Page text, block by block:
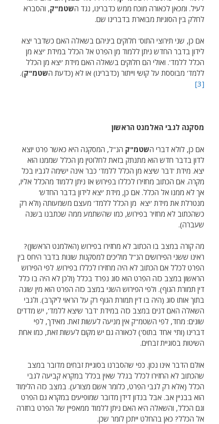
לעיל. ומכאן לכאורה מוכח ממש כדברינו, נגד השטמ"ק, והסברא
לחלק בין הסוגיות מבוארת בדברינו שם.
אם כן, שני תירוצי התוס' חלוקים ביניהם בשאלה האם כשדבר יצא
לידון בדבר החדש ניתן ללמוד מן הפרט אל הכלל במידת 'יצא מן
הכלל ללמד'. ואולי הם חלוקים בשאלה האם מידת 'יצא מן הכלל
ללמד' מבוססת על קושי וייתור (כדברינו) או לא (כדעת השטמ"ק).
[3]
מסקנה לגבי האלמנט הראשון
אם כן, לולא דברי השטמ"ק הנ"ל, המסקנה היא כאשר פרט יוצא
לדון בדבר חדש הוא מתנתק בזאת לחלוטין מן הכלל שממנו הוא
יצא. מידת 'דבר שיצא מן הכלל ללמד' כבר אינה ישימה לגביו בכל
מקרה. אם הכתוב מחזירו לכללו בפירוש אז ניתן ללמוד מהכלל אליו,
אך לא ממנו אל הכלל. אם כן, מידת 'יצא לידון בדבר החדש'
מנטרלת את מידת 'יצא מן הכלל ללמד' מעצם משמעותה (ולא רק
כשהכתוב לא מחזיר בפירוש, כמו שהשתמע ממה שכתבנו בשנה
שעברה).
מה קורה במצב בו הכתוב לא מחזירו בפירוש (האלמנט הראשון)?
ראינו ששני הפירושים הנ"ל מוליכים למסקנות שונות בדבר היחס בין
הפרט לכלל אם הכתוב לא היה מחזירו לכללו בפירוש. לפי הפירוש
הראשון במצב כזה הפרט הוא סוג נפרד בכלל (ולכן לא היה בו כלל
דין תמורת הגוף). ולפי הפירוש השני במצב כזה הפרט הוא מין שונה
בתוך אותו סוג (היה בו דין תמורת הגוף רק על הראוי ליקרב). ולגבי
השאלה האם דנים במצב כזה במידת 'דבר שיצא ללמד', יש מדדים
שונים: מחד, לפי השטמ"ק אין מניעה לעשות זאת. מאידך, לפי
דברינו (ותי' אחד בתוס') לכאורה גם יש מקום לעשות זאת, כמו אחת
השיטות בסוגיית זבחים.
אולם הדבר אינו נכון. כפי שהסברנו בסוגיית זבחים מדובר במצב
שהכתוב לא החזירו לכלל בגלל שאין בכלל במקרא קביעה לגבי
הכלל (אלא רק לגבי הפרט, כלומר אשם מצורע). במצב כזה הלימוד
הוא בבניין אב. אבל בנדון דידן מדובר שמופיעים במקרא גם הפרט
וגם הכלל, והשאלה היא האם ניתן ללמוד ממאפיין של הפרט בחזרה
אל הכלל? כאן בהחלט ייתכן לומר שכן.